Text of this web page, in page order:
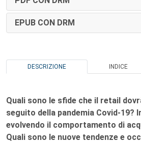
EPUB CON DRM
DESCRIZIONE INDICE
Quali sono le sfide che il retail
seguito della pandemia Covid-19?
evolvendo il comportamento di
Quali sono le nuove tendenze e